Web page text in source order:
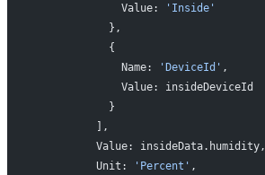
              Value:
'Inside'
            },
            {
              Name:
'DeviceId' ,
              Value: insideDeviceId
            }
          ],
          Value: insideData.humidity,
          Unit:
'Percent' ,